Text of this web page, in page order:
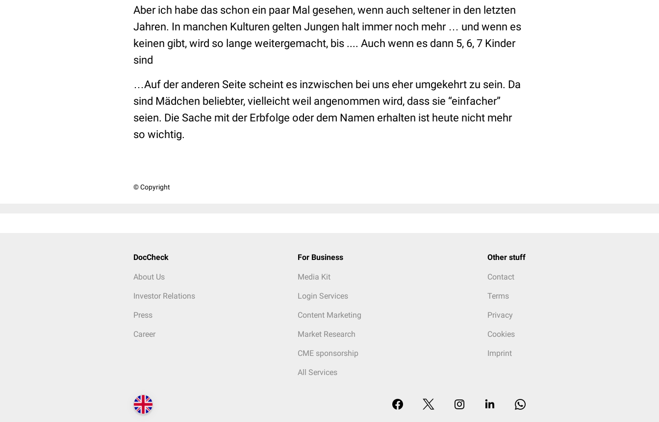
Aber ich habe das schon ein paar Mal gesehen, wenn auch seltener in den letzten
Jahren. In manchen Kulturen gelten Jungen halt immer noch mehr … und wenn es
keinen gibt, wird so lange weitergemacht, bis .... Auch wenn es dann 5, 6, 7 Kinder
sind
…Auf der anderen Seite scheint es inzwischen bei uns eher umgekehrt zu sein. Da
sind Mädchen beliebter, vielleicht weil angenommen wird, dass sie “einfacher”
seien. Die Sache mit der Erbfolge oder dem Namen erhalten ist heute nicht mehr
so wichtig.
© Copyright
DocCheck
About Us
Investor Relations
Press
Career
For Business
Media Kit
Login Services
Content Marketing
Market Research
CME sponsorship
All Services
Other stuff
Contact
Terms
Privacy
Cookies
Imprint